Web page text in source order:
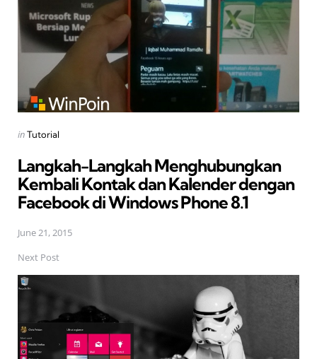
Posted
inTutorial
Langkah-Langkah Menghubungkan
Kembali Kontak dan Kalender dengan
Facebook di Windows Phone 8.1
June 21, 2015
Next Post